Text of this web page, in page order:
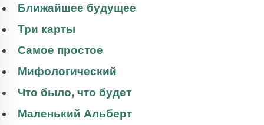
Ближайшее будущее
Три карты
Самое простое
Мифологический
Что было, что будет
Маленький Альберт